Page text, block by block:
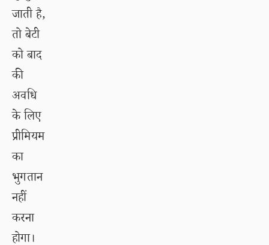
जाती है,
तो बेटी
को बाद
की
अवधि
के लिए
प्रीमियम
का
भुगतान
नहीं
करना
होगा।